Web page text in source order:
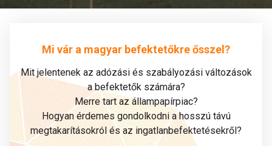
Mi vár a magyar befektetőkre ősszel?
Mit jelentenek az adózási és szabályozási változások
a befektetők számára?
Merre tart az állampapírpiac?
Hogyan érdemes gondolkodni a hosszú távú
megtakarításokról és az ingatlanbefektetésekről?